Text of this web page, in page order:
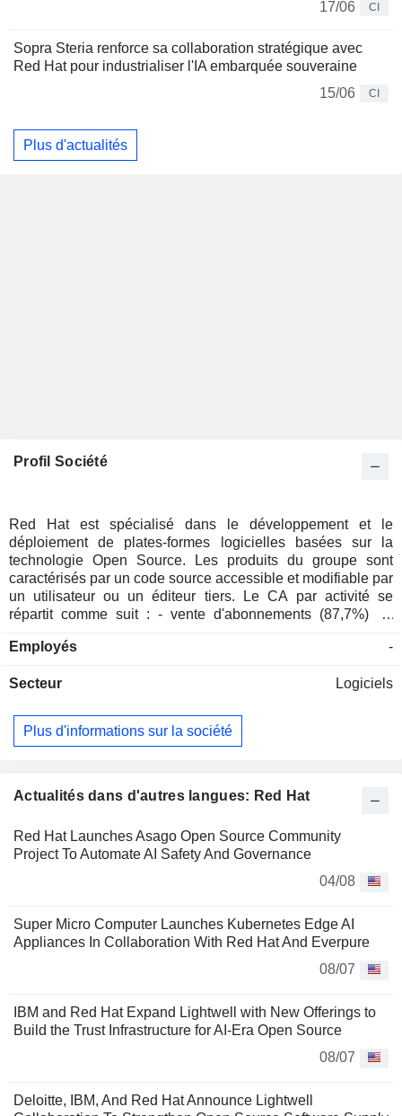
17/06
CI
Sopra Steria renforce sa collaboration stratégique avec
Red Hat pour industrialiser l'IA embarquée souveraine
15/06
CI
Plus d'actualités
Actualités dans d'autres langues: Red Hat
Red Hat Launches Asago Open Source Community
Project To Automate AI Safety And Governance
04/08
Super Micro Computer Launches Kubernetes Edge AI
Appliances In Collaboration With Red Hat And Everpure
08/07
IBM and Red Hat Expand Lightwell with New Offerings to
Build the Trust Infrastructure for AI-Era Open Source
08/07
Deloitte, IBM, And Red Hat Announce Lightwell
Profil Société
Red Hat est spécialisé dans le développement et le
déploiement de plates-formes logicielles basées sur la
technologie Open Source. Les produits du groupe sont
caractérisés par un code source accessible et modifiable par
un utilisateur ou un éditeur tiers. Le CA par activité se
répartit comme suit : - vente d'abonnements (87,7%) ; -
d'ingénierie et de formation, d'optimisation et de mise à jour
suivante : Etats-Unis (54,7%), Amériques (7,5%), Europe-
Employés -
Secteur Logiciels
Plus d'informations sur la société